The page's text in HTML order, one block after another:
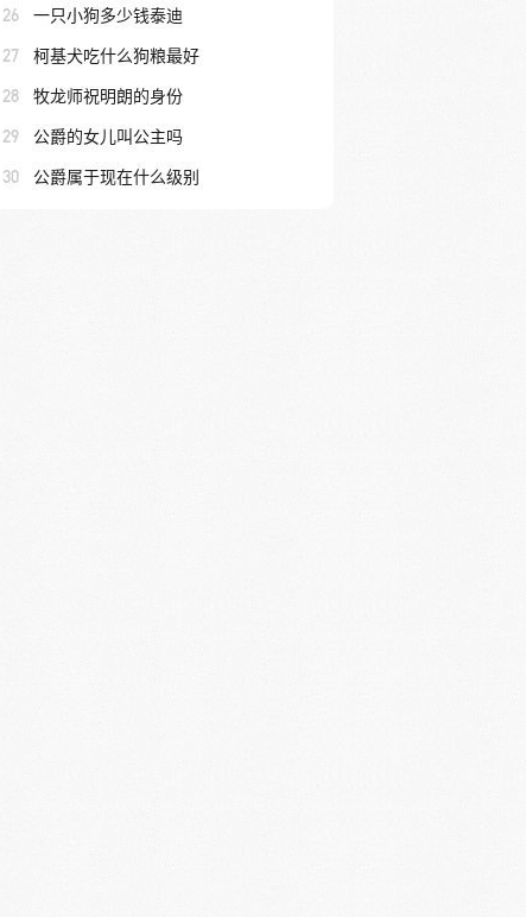
26 一只小狗多少钱泰迪
27 柯基犬吃什么狗粮最好
28 牧龙师祝明朗的身份
29 公爵的女儿叫公主吗
30 公爵属于现在什么级别